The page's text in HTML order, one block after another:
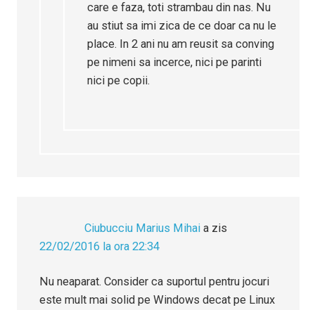
care e faza, toti strambau din nas. Nu
au stiut sa imi zica de ce doar ca nu le
place. In 2 ani nu am reusit sa conving
pe nimeni sa incerce, nici pe parinti
nici pe copii.
Ciubucciu Marius Mihai a zis
22/02/2016 la ora 22:34
Nu neaparat. Consider ca suportul pentru jocuri
este mult mai solid pe Windows decat pe Linux